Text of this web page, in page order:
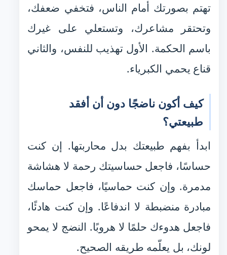
تهتم بصورتك أمام الناس، فتخفي ضعفك،
وتحتقر مشاعرك، وتستعلي على غيرك
باسم الحكمة. الأول تهذيب للنفس، والثاني
قناع يحمي الكبرياء.
كيف أكون ناضجًا دون أن أفقد
طبيعتي؟
ابدأ بفهم طبيعتك بدل محاربتها. إن كنت
حساسًا، فاجعل حساسيتك رحمة لا هشاشة
مدمرة. وإن كنت حماسيًا، فاجعل حماسك
مبادرة منضبطة لا اندفاعًا. وإن كنت هادئًا،
فاجعل هدوءك حلمًا لا هروبًا. النضج لا يمحو
لونك، بل يعلّمه طريقه الصحيح.